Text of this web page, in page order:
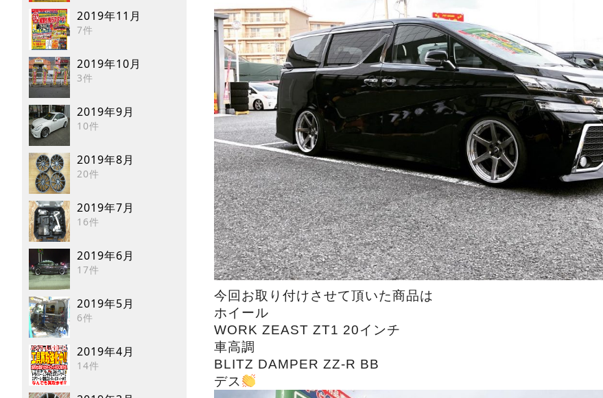
2019年11月
7件
2019年10月
3件
2019年9月
10件
2019年8月
20件
2019年7月
16件
2019年6月
17件
2019年5月
6件
2019年4月
14件
今回お取り付けさせて頂いた商品は
ホイール
WORK ZEAST ZT1 20インチ
車高調
BLITZ DAMPER ZZ-R BB
デス